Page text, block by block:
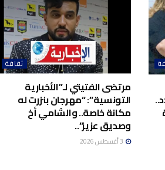
ثقافة
مرتضى الفتيتي لـ”الأخبارية
التونسية”: “مهرجان بنزرت له
مكانة خاصة.. والشامي أخ
وصديق عزيز”..